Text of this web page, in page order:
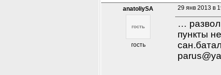
anatoliySA
гость
29 янв 2013 в
…
пункты